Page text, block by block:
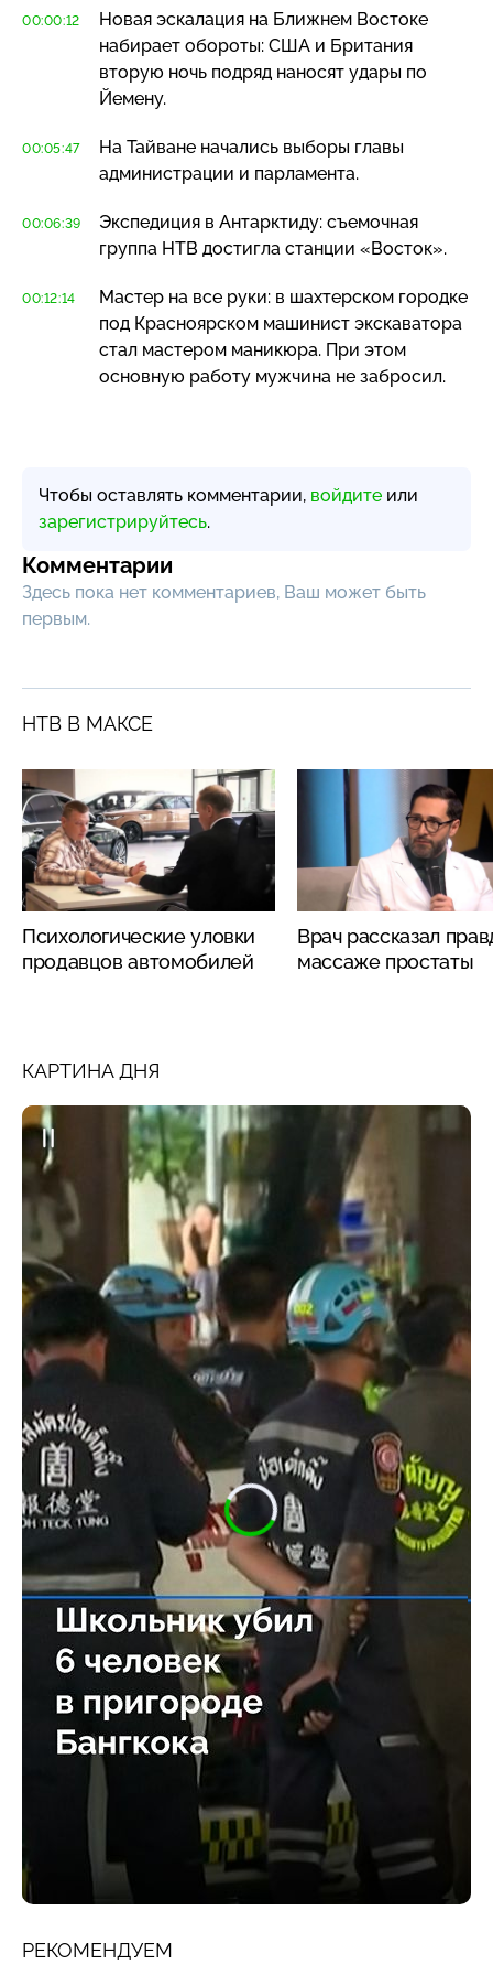
00:00:12
Новая эскалация на Ближнем Востоке
набирает обороты: США и Британия
вторую ночь подряд наносят удары по
Йемену.
00:05:47
На Тайване начались выборы главы
администрации и парламента.
00:06:39
Экспедиция в Антарктиду: съемочная
группа НТВ достигла станции «Восток».
00:12:14
Мастер на все руки: в шахтерском городке
под Красноярском машинист экскаватора
стал мастером маникюра. При этом
основную работу мужчина не забросил.
Чтобы оставлять комментарии, войдите или
зарегистрируйтесь.
Комментарии
Здесь пока нет комментариев, Ваш может быть
первым.
НТВ В МАКСЕ
Психологические уловки
продавцов автомобилей
Врач рассказал
массаже простаты
КАРТИНА ДНЯ
РЕКОМЕНДУЕМ